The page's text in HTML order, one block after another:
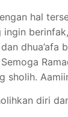
hal
ingin
dhua’afa
sholih.
diri